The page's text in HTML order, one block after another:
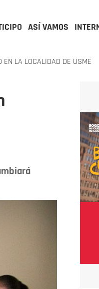
ASÍ VAMOS
EN LA LOCALIDAD DE USME